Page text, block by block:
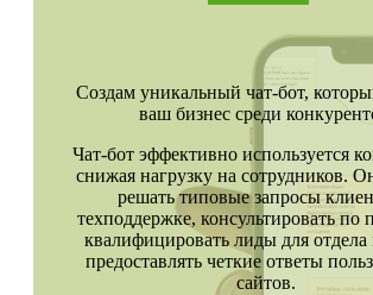
Создам уникальный чат-бот,
ваш бизнес среди
Чат-бот эффективно используется
снижая нагрузку на сотрудников.
решать типовые запросы
техподдержке, консультировать по
квалифицировать лиды для
предоставлять четкие ответы
сайтов.